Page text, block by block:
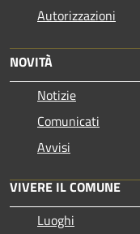
Autorizzazioni
NOVITÀ
Notizie
Comunicati
Avvisi
VIVERE IL COMUNE
Luoghi